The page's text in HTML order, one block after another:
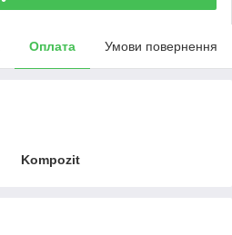
Оплата Умови повернення
Kompozit